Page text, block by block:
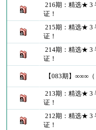
216期：精选★ 3
证！
215期：精选★ 3
证！
214期：精选★ 3
证！
【083期】∞∞∞
213期：精选★ 3
证！
212期：精选★ 3
证！